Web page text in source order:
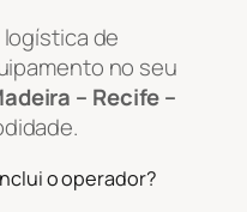
de
no seu
– Recife –
o operador?